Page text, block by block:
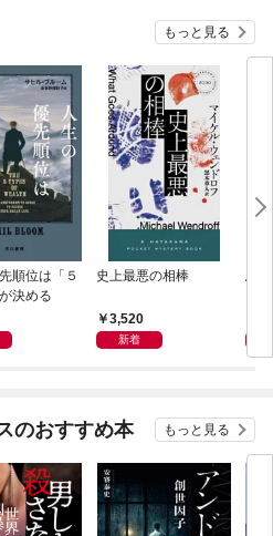
もっと見る
順位は「５
決める
史上最悪の相棒
3,520
新着
のおすすめ本 もっと見る